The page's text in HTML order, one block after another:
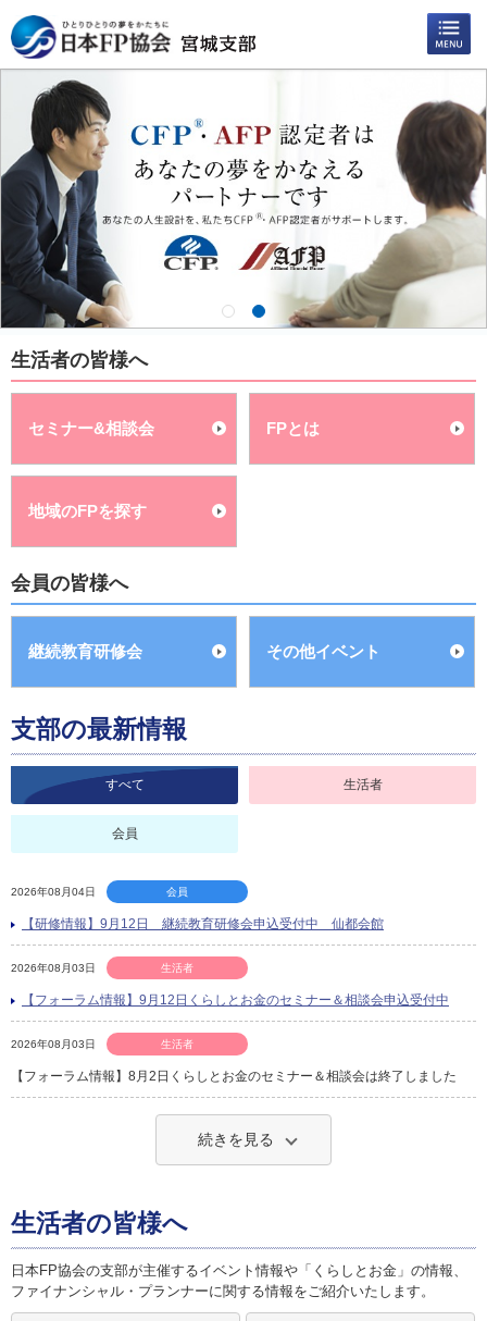
生活者の皆様へ
セミナー&相談会 FPとは
地域のFPを探す
会員の皆様へ
継続教育研修会 その他イベント
支部の最新情報
すべて 生活者
会員
2026年08月04日 会員
【研修情報】9月12日 継続教育研修会申込受付中 仙都会館
2026年08月03日 生活者
【フォーラム情報】9月12日くらしとお金のセミナー＆相談会申込受付中
2026年08月03日 生活者
【フォーラム情報】8月2日くらしとお金のセミナー＆相談会は終了しました
続きを見る
生活者の皆様へ
日本FP協会の支部が主催するイベント情報や「くらしとお金」の情報、
ファイナンシャル・プランナーに関する情報をご紹介いたします。